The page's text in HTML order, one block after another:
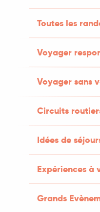
Toutes les
Voyager
Voyager sans
Circuits
Idées de
Expériences à
Grands
Bougayrou à 386m
erreur
DE